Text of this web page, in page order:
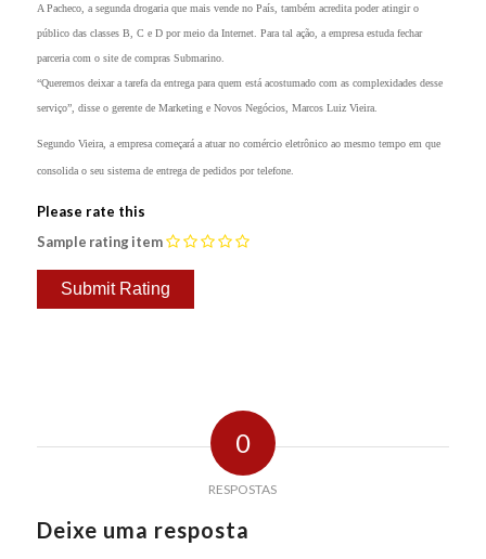
A Pacheco, a segunda drogaria que mais vende no País, também acredita poder atingir o
público das classes B, C e D por meio da Internet. Para tal ação, a empresa estuda fechar
parceria com o site de compras Submarino.
“Queremos deixar a tarefa da entrega para quem está acostumado com as complexidades desse
serviço”, disse o gerente de Marketing e Novos Negócios, Marcos Luiz Vieira.
Segundo Vieira, a empresa começará a atuar no comércio eletrônico ao mesmo tempo em que
consolida o seu sistema de entrega de pedidos por telefone.
Please rate this
Sample rating item
0
RESPOSTAS
Deixe uma resposta